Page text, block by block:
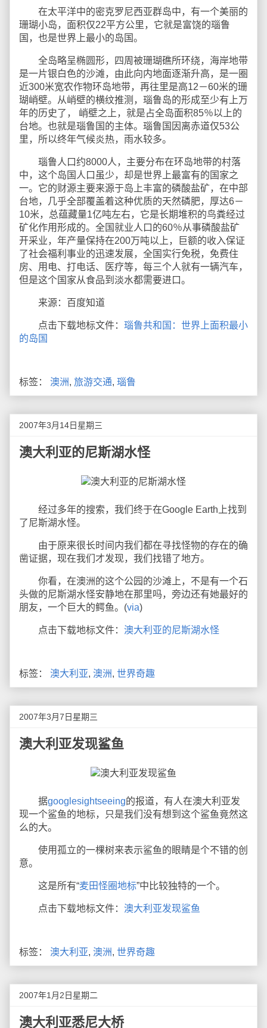
在太平洋中的密克罗尼西亚群岛中，有一个美丽的
珊瑚小岛，面积仅22平方公里，它就是富饶的瑙鲁
国，也是世界上最小的岛国。
全岛略呈椭圆形，四周被珊瑚礁所环绕，海岸地带
是一片银白色的沙滩，由此向内地面逐渐升高，是一圈
近300米宽农作物环岛地带，再往里是高12－60米的珊
瑚峭壁。从峭壁的横纹推测，瑙鲁岛的形成至少有上万
年的历史了， 峭壁之上，就是占全岛面积85％以上的
台地。也就是瑙鲁国的主体。瑙鲁国因离赤道仅53公
里，所以终年气候炎热，雨水较多。
瑙鲁人口约8000人，主要分布在环岛地带的村落
中，这个岛国人口虽少，却是世界上最富有的国家之
一。它的财源主要来源于岛上丰富的磷酸盐矿，在中部
台地，几乎全部覆盖着这种优质的天然磷肥，厚达6－
10米，总蕴藏量1亿吨左右，它是长期堆积的鸟粪经过
矿化作用形成的。全国就业人口的60％从事磷酸盐矿
开采业，年产量保持在200万吨以上，巨额的收入保证
了社会福利事业的迅速发展，全国实行免税，免费住
房、用电、打电话、医疗等，每三个人就有一辆汽车，
但是这个国家从食品到淡水都需要进口。
来源：百度知道
点击下载地标文件： 瑙鲁共和国：世界上面积最小
的岛国
标签： 澳洲, 旅游交通, 瑙鲁
2007年3月14日星期三
澳大利亚的尼斯湖水怪
经过多年的搜索，我们终于在Google Earth上找到
了尼斯湖水怪。
由于原来很长时间内我们都在寻找怪物的存在的确
凿证据，现在我们才发现，我们找错了地方。
你看，在澳洲的这个公园的沙滩上，不是有一个石
头做的尼斯湖水怪安静地在那里吗，旁边还有她最好的
朋友，一个巨大的鳄鱼。(via)
点击下载地标文件： 澳大利亚的尼斯湖水怪
标签： 澳大利亚, 澳洲, 世界奇趣
2007年3月7日星期三
澳大利亚发现鲨鱼
据googlesightseeing的报道，有人在澳大利亚发
现一个鲨鱼的地标，只是我们没有想到这个鲨鱼竟然这
么的大。
使用孤立的一棵树来表示鲨鱼的眼睛是个不错的创
意。
这是所有“麦田怪圈地标”中比较独特的一个。
点击下载地标文件： 澳大利亚发现鲨鱼
标签： 澳大利亚, 澳洲, 世界奇趣
2007年1月2日星期二
澳大利亚悉尼大桥